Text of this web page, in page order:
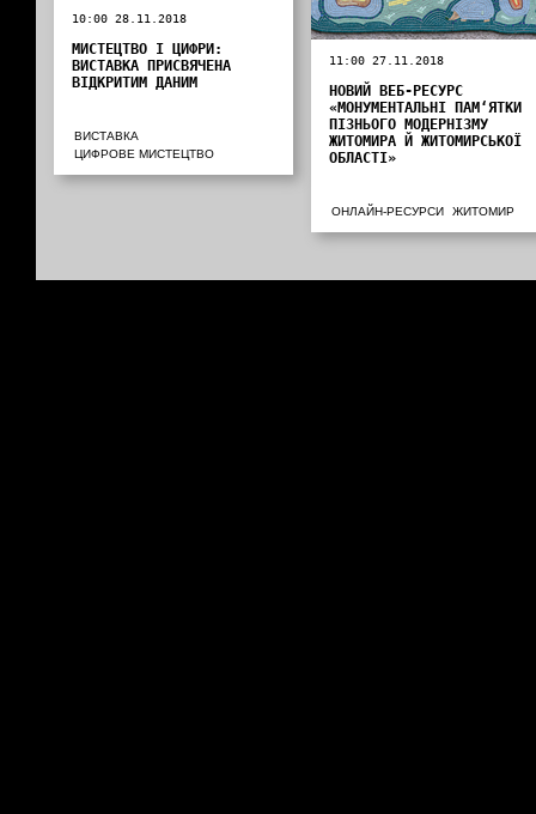
10:00 28.11.2018
МИСТЕЦТВО І ЦИФРИ:
ВИСТАВКА ПРИСВЯЧЕНА
ВІДКРИТИМ ДАНИМ
ВИСТАВКА
ЦИФРОВЕ МИСТЕЦТВО
11:00 27.11.2018
НОВИЙ ВЕБ-РЕСУРС
«МОНУМЕНТАЛЬНІ ПАМ‘ЯТКИ
ПІЗНЬОГО МОДЕРНІЗМУ
ЖИТОМИРА Й ЖИТОМИРСЬКОЇ
ОБЛАСТІ»
ОНЛАЙН-РЕСУРСИ ЖИТОМИР